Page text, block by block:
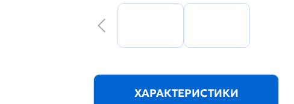
ХАРАКТЕРИСТИКИ